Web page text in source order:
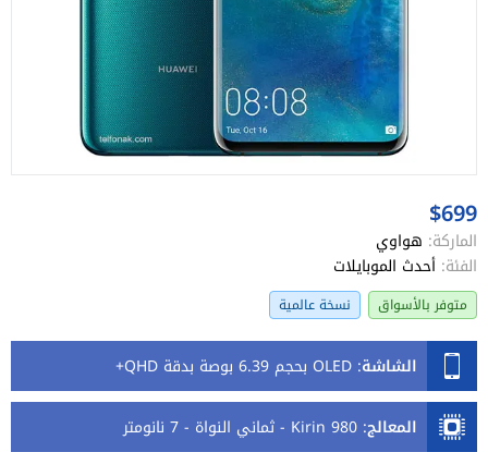
$699
الماركة: هواوي
الفئة: أحدث الموبايلات
متوفر بالأسواق نسخة عالمية
الشاشة: OLED بحجم 6.39 بوصة بدقة QHD+
المعالج: Kirin 980 - ثماني النواة - 7 نانومتر